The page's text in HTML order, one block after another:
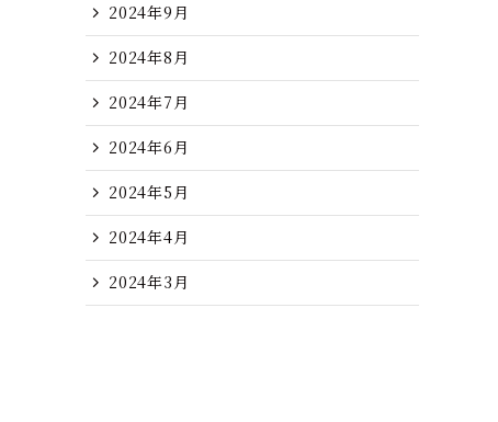
2024年9月
2024年8月
2024年7月
2024年6月
2024年5月
2024年4月
2024年3月